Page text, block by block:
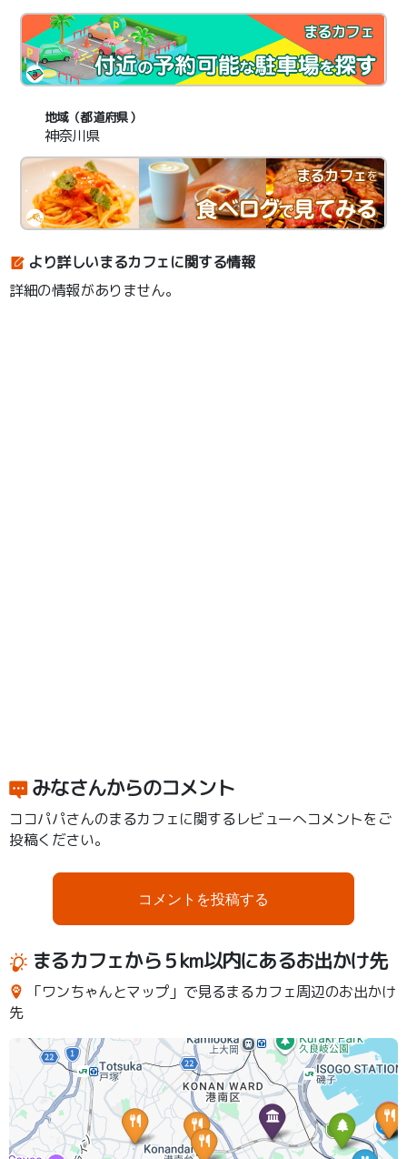
まるカフェ
地域（都道府県）
神奈川県
まるカフェを
より詳しいまるカフェに関する情報
詳細の情報がありません。
みなさんからのコメント
ココパパさんのまるカフェに関するレビューへコメントをご
投稿ください。
コメントを投稿する
まるカフェから５km以内にあるお出かけ先
「ワンちゃんとマップ」で見るまるカフェ周辺のお出かけ
先